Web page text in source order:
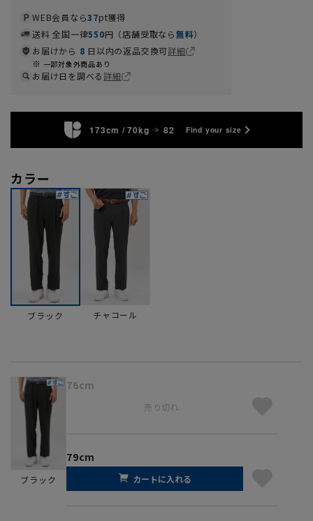
WEB会員なら37pt獲得
送料 全国一律550円（店舗受取なら無料）
お届けから 8 日以内の返品交換可詳細
一部対象外商品あり
お届け日を調べる詳細
173cm / 70kg 82 Find your size
カラー
ブラック チャコール
ブラック
76cm
売り切れ
79cm
カートに入れる